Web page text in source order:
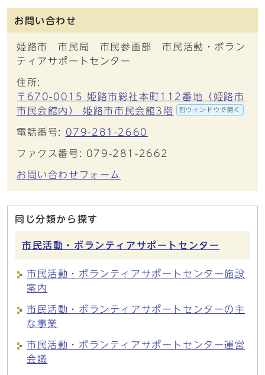
お問い合わせ
姫路市 市民局 市民参画部 市民活動・ボラン
ティアサポートセンター
住所:
〒670-0015 姫路市総社本町112番地（姫路市
市民会館内） 姫路市市民会館3階
別ウィンドウで開く
電話番号: 079-281-2660
ファクス番号: 079-281-2662
お問い合わせフォーム
同じ分類から探す
市民活動・ボランティアサポートセンター
市民活動・ボランティアサポートセンター施設
案内
市民活動・ボランティアサポートセンターの主
な事業
市民活動・ボランティアサポートセンター運営
会議